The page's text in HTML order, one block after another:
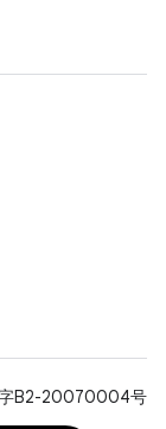
字B2-20070004号